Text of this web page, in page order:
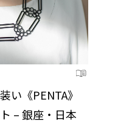
い《PENTA》
– 銀座・日本